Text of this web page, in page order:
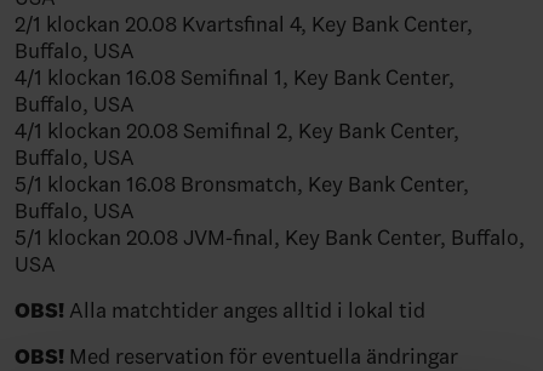
2/1 klockan 20.08 Kvartsfinal 4, Key Bank Center,
Buffalo, USA
4/1 klockan 16.08 Semifinal 1, Key Bank Center,
Buffalo, USA
4/1 klockan 20.08 Semifinal 2, Key Bank Center,
Buffalo, USA
5/1 klockan 16.08 Bronsmatch, Key Bank Center,
Buffalo, USA
5/1 klockan 20.08 JVM-final, Key Bank Center, Buffalo,
USA
OBS! Alla matchtider anges alltid i lokal tid
OBS! Med reservation för eventuella ändringar